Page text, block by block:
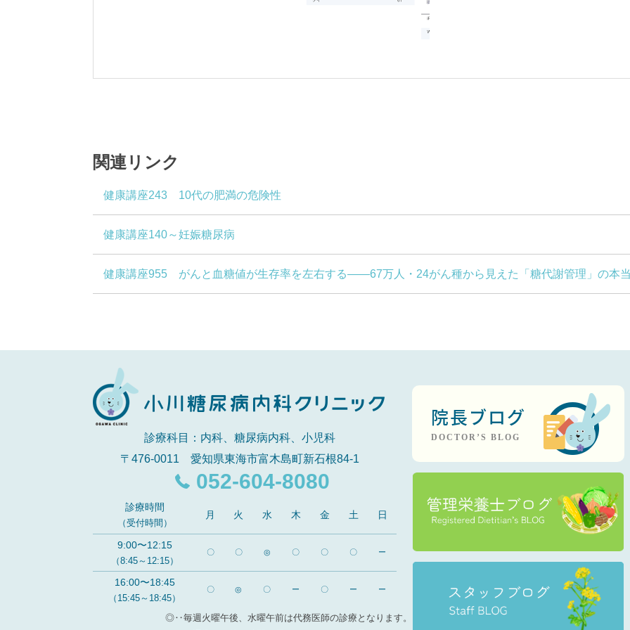
関連リンク
健康講座243 10代の肥満の危険性
健康講座140～妊娠糖尿病
健康講座955 がんと血糖値が生存率を左右する――67万人・24がん種から見えた「糖代謝管理」の本
診療科目：内科、糖尿病内科、小児科
〒476-0011 愛知県東海市富木島町新石根84-1
052-604-8080
診療時間
（受付時間）
月 火 水 木 金 土 日
9:00〜12:15
（8:45～12:15）
〇 〇 ◎ 〇 〇 〇 ー
16:00〜18:45
（15:45～18:45）
〇 ◎ 〇 ー 〇 ー ー
◎‥毎週火曜午後、水曜午前は代務医師の診療となります。
院長ブログ
DOCTOR’S BLOG